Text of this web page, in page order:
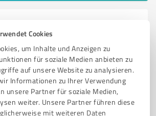
Cookies
um Inhalte und Anzeigen zu
für soziale Medien anbieten zu
auf unsere Website zu analysieren.
Informationen zu Ihrer Verwendung
unsere Partner für soziale Medien,
weiter. Unsere Partner führen diese
mit weiteren Daten
Versorgung in Rheinbach für
RHEINBACH HAUSTIERE
CHIRURGIE NOTDIENST